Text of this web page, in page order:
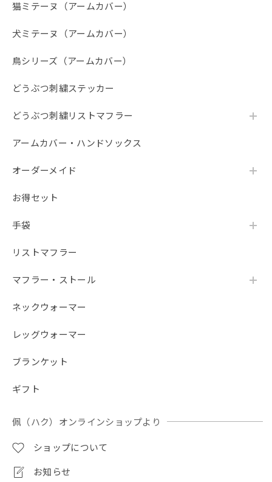
猫ミテーヌ（アームカバー）
犬ミテーヌ（アームカバー）
鳥シリーズ（アームカバー）
どうぶつ刺繍ステッカー
どうぶつ刺繍リストマフラー
アームカバー・ハンドソックス
オーダーメイド
お得セット
手袋
リストマフラー
マフラー・ストール
ネックウォーマー
レッグウォーマー
ブランケット
ギフト
佩（ハク）オンラインショップより
ショップについて
お知らせ